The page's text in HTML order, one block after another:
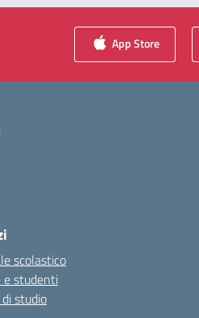
App Store
scolastico
e studenti
studio